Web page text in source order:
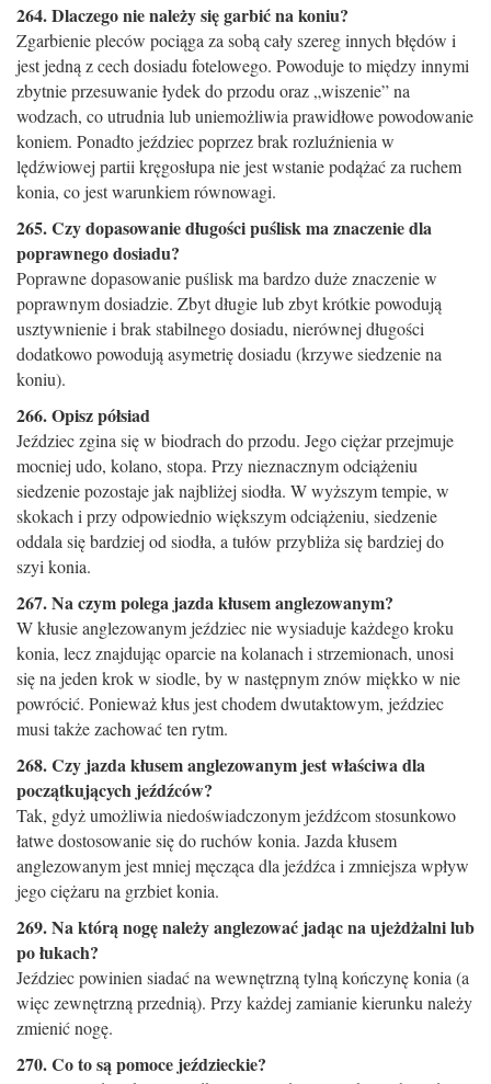
264. Dlaczego nie należy się garbić na koniu?
Zgarbienie pleców pociąga za sobą cały szereg innych błędów i
jest jedną z cech dosiadu fotelowego. Powoduje to między innymi
zbytnie przesuwanie łydek do przodu oraz „wiszenie” na
wodzach, co utrudnia lub uniemożliwia prawidłowe powodowanie
koniem. Ponadto jeździec poprzez brak rozluźnienia w
lędźwiowej partii kręgosłupa nie jest wstanie podążać za ruchem
konia, co jest warunkiem równowagi.
265. Czy dopasowanie długości puślisk ma znaczenie dla
poprawnego dosiadu?
Poprawne dopasowanie puślisk ma bardzo duże znaczenie w
poprawnym dosiadzie. Zbyt długie lub zbyt krótkie powodują
usztywnienie i brak stabilnego dosiadu, nierównej długości
dodatkowo powodują asymetrię dosiadu (krzywe siedzenie na
koniu).
266. Opisz półsiad
Jeździec zgina się w biodrach do przodu. Jego ciężar przejmuje
mocniej udo, kolano, stopa. Przy nieznacznym odciążeniu
siedzenie pozostaje jak najbliżej siodła. W wyższym tempie, w
skokach i przy odpowiednio większym odciążeniu, siedzenie
oddala się bardziej od siodła, a tułów przybliża się bardziej do
szyi konia.
267. Na czym polega jazda kłusem anglezowanym?
W kłusie anglezowanym jeździec nie wysiaduje każdego kroku
konia, lecz znajdując oparcie na kolanach i strzemionach, unosi
się na jeden krok w siodle, by w następnym znów miękko w nie
powrócić. Ponieważ kłus jest chodem dwutaktowym, jeździec
musi także zachować ten rytm.
268. Czy jazda kłusem anglezowanym jest właściwa dla
początkujących jeźdźców?
Tak, gdyż umożliwia niedoświadczonym jeźdźcom stosunkowo
łatwe dostosowanie się do ruchów konia. Jazda kłusem
anglezowanym jest mniej męcząca dla jeźdźca i zmniejsza wpływ
jego ciężaru na grzbiet konia.
269. Na którą nogę należy anglezować jadąc na ujeżdżalni lub
po łukach?
Jeździec powinien siadać na wewnętrzną tylną kończynę konia (a
więc zewnętrzną przednią). Przy każdej zamianie kierunku należy
zmienić nogę.
270. Co to są pomoce jeździeckie?